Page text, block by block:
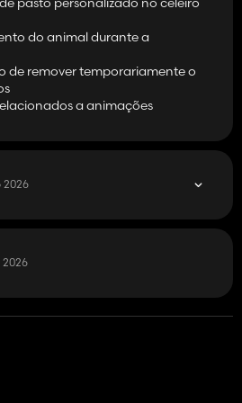
do animal durante a
de remover temporariamente o
a animações
2026